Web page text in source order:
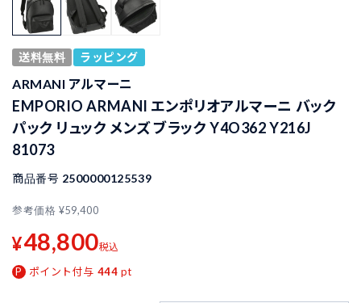
送料無料 ラッピング
ARMANI アルマーニ
EMPORIO ARMANI エンポリオアルマーニ バック
パック リュック メンズ ブラック Y4O362 Y216J
81073
商品番号 2500000125539
参考価格 ¥59,400
¥48,800税込
ポイント付与 444 pt